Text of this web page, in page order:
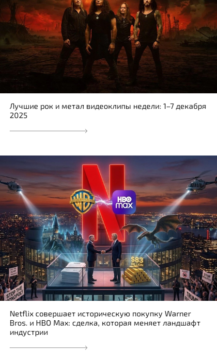
Лучшие рок и метал видеоклипы недели: 1–7 декабря
2025
Netflix совершает историческую покупку Warner
Bros. и HBO Max: сделка, которая меняет ландшафт
индустрии